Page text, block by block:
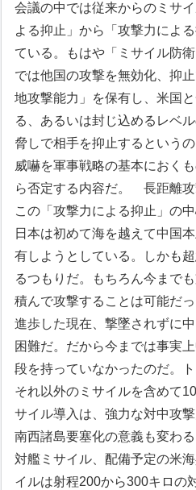
会議の中では従来からのミサ
よる抑止」から「攻撃力によ
ている。もはや「ミサイル防
では他国の攻撃を無効化、抑
地攻撃能力」を保有し、米国
る、あるいは封じ込めるレベ
脅しで相手を抑止するという
威嚇を軍事戦略の基本におく
ら否定する内容だ。
長距離攻
この「攻撃力による抑止」の
日本は初めて海を越えて中国
有しようとしている。しかも
るつもりだ。もちろん今まで
積んで攻撃することは可能だ
進歩した現在、撃墜されずに
困難だ。だから今までは事実
段を持っていなかったのだ。
それ以外のミサイルを含めて
サイル導入は、強力な対中攻
南西諸島要塞化の意義も変わ
対艦ミサイル、配備予定の米
イルは射程200から300キロの